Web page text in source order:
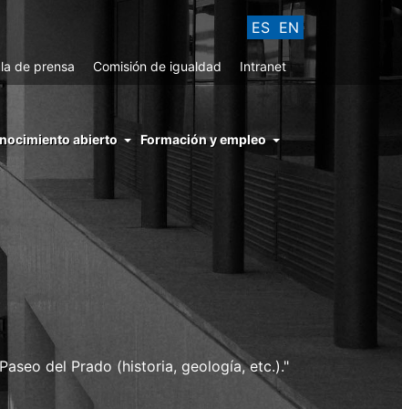
ES EN
de prensa Comisión de igualdad Intranet
abierto Formación y empleo
del Prado (historia, geología, etc.)."